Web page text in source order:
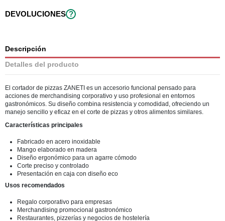
DEVOLUCIONES ?
Descripción
Detalles del producto
El cortador de pizzas ZANETI es un accesorio funcional pensado para
acciones de merchandising corporativo y uso profesional en entornos
gastronómicos. Su diseño combina resistencia y comodidad, ofreciendo un
manejo sencillo y eficaz en el corte de pizzas y otros alimentos similares.
Características principales
Fabricado en acero inoxidable
Mango elaborado en madera
Diseño ergonómico para un agarre cómodo
Corte preciso y controlado
Presentación en caja con diseño eco
Usos recomendados
Regalo corporativo para empresas
Merchandising promocional gastronómico
Restaurantes, pizzerías y negocios de hostelería